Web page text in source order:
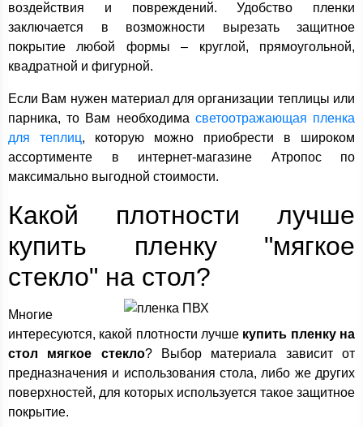
воздействия и повреждений. Удобство пленки
заключается в возможности вырезать защитное
покрытие любой формы – круглой, прямоугольной,
квадратной и фигурной.
Если Вам нужен материал для организации теплицы или
парника, то Вам необходима светоотражающая пленка
для теплиц, которую можно приобрести в широком
ассортименте в интернет-магазине Атропос по
максимально выгодной стоимости.
Какой плотности лучше
купить пленку "мягкое
стекло" на стол?
Многие
интересуются, какой плотности лучше купить пленку на
стол мягкое стекло? Выбор материала зависит от
предназначения и использования стола, либо же других
поверхностей, для которых используется такое защитное
покрытие.